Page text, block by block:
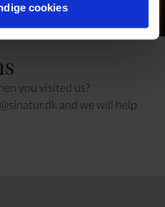
cookies
you visited us?
and we will help